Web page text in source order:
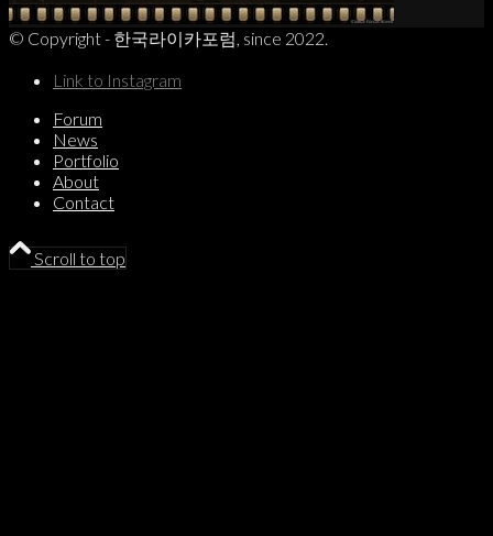
© Copyright - 한국라이카포럼, since 2022.
Link to Instagram
Forum
News
Portfolio
About
Contact
Scroll to top